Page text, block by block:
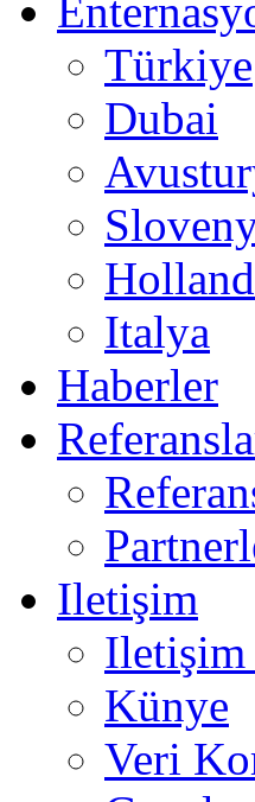
Türkiye
Dubai
Italya
Haberler
Iletişim
Iletişim
Künye
Veri